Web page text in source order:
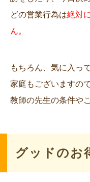
どの営業行為は絶対
ん。
もちろん、気に入っ
家庭もございますの
教師の先生の条件や
グッドのお